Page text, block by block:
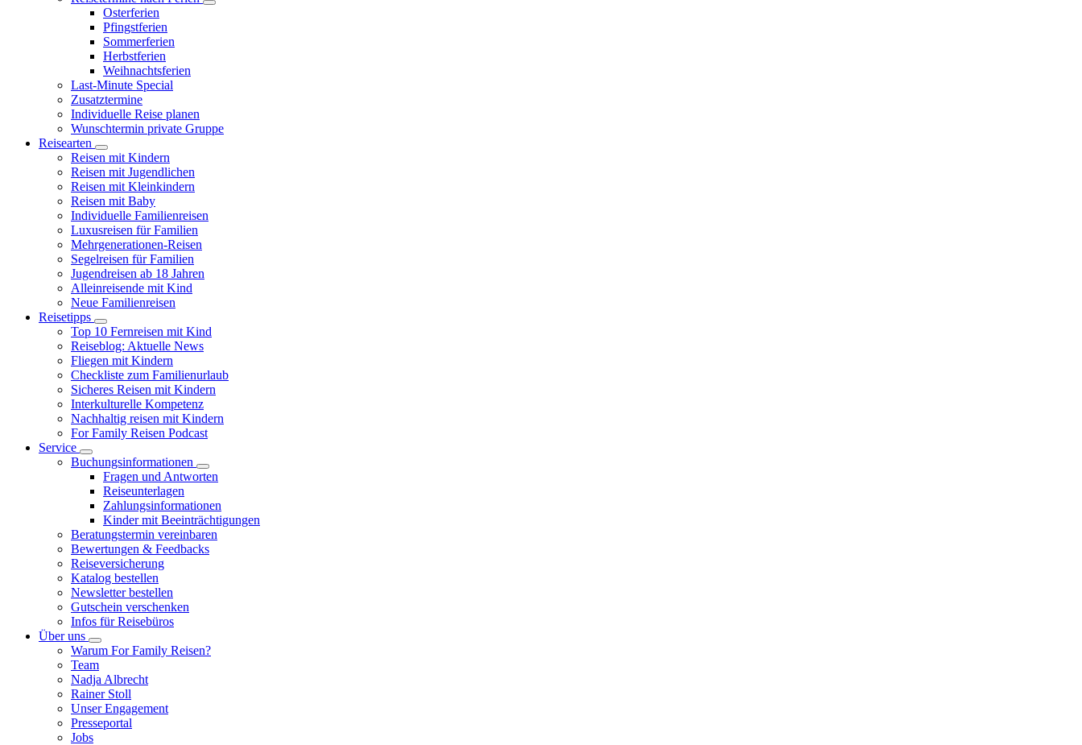
Osterferien
Pfingstferien
Sommerferien
Herbstferien
Weihnachtsferien
Last-Minute Special
Zusatztermine
Individuelle Reise planen
Wunschtermin private Gruppe
Reisearten
Reisen mit Kindern
Reisen mit Jugendlichen
Reisen mit Kleinkindern
Reisen mit Baby
Individuelle Familienreisen
Luxusreisen für Familien
Mehrgenerationen-Reisen
Segelreisen für Familien
Jugendreisen ab 18 Jahren
Alleinreisende mit Kind
Neue Familienreisen
Reisetipps
Top 10 Fernreisen mit Kind
Reiseblog: Aktuelle News
Fliegen mit Kindern
Checkliste zum Familienurlaub
Sicheres Reisen mit Kindern
Interkulturelle Kompetenz
Nachhaltig reisen mit Kindern
For Family Reisen Podcast
Service
Buchungsinformationen
Fragen und Antworten
Reiseunterlagen
Zahlungsinformationen
Kinder mit Beeinträchtigungen
Beratungstermin vereinbaren
Bewertungen & Feedbacks
Reiseversicherung
Katalog bestellen
Newsletter bestellen
Gutschein verschenken
Infos für Reisebüros
Über uns
Warum For Family Reisen?
Team
Nadja Albrecht
Rainer Stoll
Unser Engagement
Presseportal
Jobs